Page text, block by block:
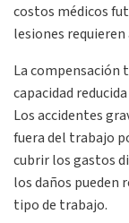
costos médicos
lesiones
La compensación
capacidad
Los accidentes
fuera del trabajo
cubrir los gastos
los daños pueden
tipo de trabajo.